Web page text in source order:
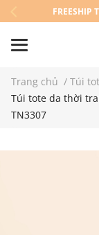
FREESHIP
Trang chủ / Túi
Túi tote da thời
TN3307